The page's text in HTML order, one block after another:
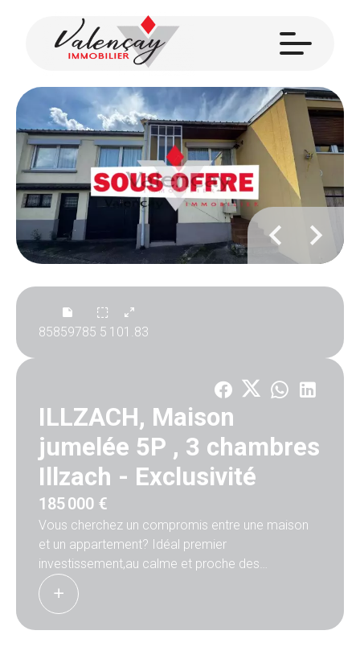
85859785 5 101.83
ILLZACH, Maison
jumelée 5P , 3 chambres
Illzach - Exclusivité
185 000 €
Vous cherchez un compromis entre une maison
et un appartement? Idéal premier
investissement,au calme et proche des
commodités. D'une surface de 101.83 m2, cette
maison jumelée se compose d'une entrée d'un